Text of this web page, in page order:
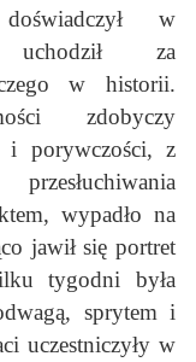
w
uchodził za
w historii.
zdobyczy
i porywczości, z
wypadło na
jawił się portret
tygodni była
sprytem i
uczestniczyły w